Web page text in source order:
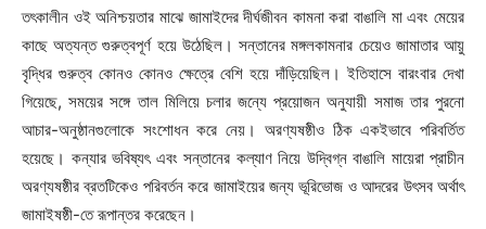
তৎকালীন ওই অনিশ্চয়তার মাঝে জামাইদের দীর্ঘজীবন কামনা করা বাঙালি মা এবং মেয়ের
কাছে অত্যন্ত গুরুত্বপূর্ণ হয়ে উঠেছিল। সন্তানের মঙ্গলকামনার চেয়েও জামাতার আয়ু
বৃদ্ধির গুরুত্ব কোনও কোনও ক্ষেত্রে বেশি হয়ে দাঁড়িয়েছিল। ইতিহাসে বারংবার দেখা
গিয়েছে, সময়ের সঙ্গে তাল মিলিয়ে চলার জন্যে প্রয়োজন অনুযায়ী সমাজ তার পুরনো
আচার-অনুষ্ঠানগুলোকে সংশোধন করে নেয়। অরণ্যষষ্ঠীও ঠিক একইভাবে পরিবর্তিত
হয়েছে। কন্যার ভবিষ্যৎ এবং সন্তানের কল্যাণ নিয়ে উদ্বিগ্ন বাঙালি মায়েরা প্রাচীন
অরণ্যষষ্ঠীর ব্রতটিকেও পরিবর্তন করে জামাইয়ের জন্য ভূরিভোজ ও আদরের উৎসব অর্থাৎ
জামাইষষ্ঠী-তে রূপান্তর করেছেন।